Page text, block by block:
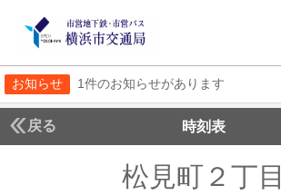
お知らせ 1件のお知らせがあります
戻る 時刻表
松見町２丁目